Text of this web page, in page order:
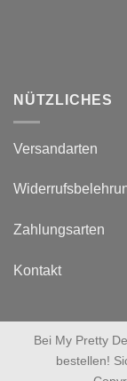
NÜTZLICHES
Versandarten
Zahlungsarten
Kontakt
Bei My Pretty
bestellen!